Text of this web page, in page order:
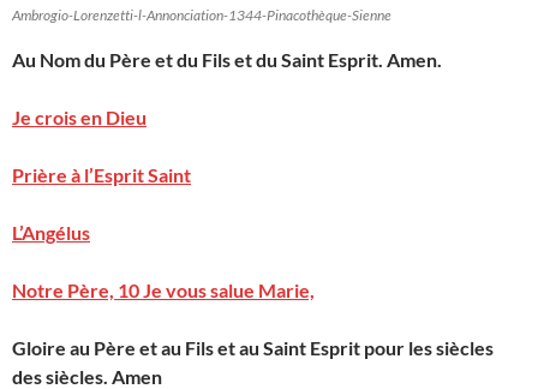
Ambrogio-Lorenzetti-l-Annonciation-1344-Pinacothèque-Sienne
Au Nom du Père et du Fils et du Saint Esprit. Amen.
Je crois en Dieu
Prière à l’Esprit Saint
L’Angélus
Notre Père, 10 Je vous salue Marie,
Gloire au Père et au Fils et au Saint Esprit pour les siècles
des siècles. Amen